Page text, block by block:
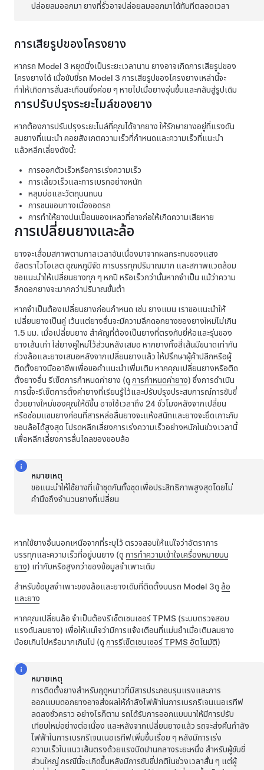
ปล่อยลมออกมา ยางที่รั่วอาจปล่อยลมออกมาได้ทันทีตลอดเวลา
การเสียรูปของโครงยาง
หากรถ Model 3 หยุดนิ่งเป็นระยะเวลานาน ยางอาจเกิดการเสียรูปของ
โครงยางได้ เมื่อขับขี่รถ Model 3 การเสียรูปของโครงยางเหล่านี้จะ
ทำให้เกิดการสั่นสะเทือนซึ่งค่อย ๆ หายไปเมื่อยางอุ่นขึ้นและกลับสู่รูปเดิม
การปรับปรุงระยะไมล์ของยาง
หากต้องการปรับปรุงระยะไมล์ที่คุณได้จากยาง ให้รักษายางอยู่ที่แรงดัน
ลมยางที่แนะนำ คอยสังเกตความเร็วที่กำหนดและความเร็วที่แนะนำ
แล้วหลีกเลี่ยงดังนี้:
การออกตัวเร็วหรือการเร่งความเร็ว
การเลี้ยวเร็วและการเบรกอย่างหนัก
หลุมบ่อและวัตถุบนถนน
การชนขอบทางเมื่อจอดรถ
การทำให้ยางปนเปื้อนของเหลวที่อาจก่อให้เกิดความเสียหาย
การเปลี่ยนยางและล้อ
ยางจะเสื่อมสภาพตามกาลเวลาอันเนื่องมาจากผลกระทบของแสง
อัลตราไวโอเลต อุณหภูมิจัด การบรรทุกปริมาณมาก และสภาพแวดล้อม
ขอแนะนำให้เปลี่ยนยางทุก ๆ หกปี หรือเร็วกว่านั้นหากจำเป็น แม้ว่าความ
ลึกดอกยางจะมากกว่าปริมาณขั้นต่ำ
หากจำเป็นต้องเปลี่ยนยางก่อนกำหนด เช่น ยางแบน เราขอแนะนำให้
เปลี่ยนยางเป็นคู่ เว้นแต่ยางอื่นจะมีความลึกดอกยางของยางใหม่ไม่เกิน
1.5 มม. เมื่อเปลี่ยนยาง สำคัญที่ต้องเป็นยางที่ตรงกับยี่ห้อและรุ่นของ
ยางเส้นเก่า ใส่ยางคู่ใหม่ไว้ส่วนหลังเสมอ หากยางทั้งสี่เส้นมีขนาดเท่ากัน
ถ่วงล้อและยางเสมอหลังจากเปลี่ยนยางแล้ว ให้ปรึกษาผู้ค้าปลีกหรือผู้
ติดตั้งยางมืออาชีพเพื่อขอคำแนะนำเพิ่มเติม หากคุณเปลี่ยนยางหรือติด
ตั้งยางอื่น รีเซ็ตการกำหนดค่ายาง (ดู การกำหนดค่ายาง) ซึ่งการดำเนิน
การนี้จะรีเซ็ตการตั้งค่ายางที่เรียนรู้ไว้และปรับปรุงประสบการณ์การขับขี่
ด้วยยางใหม่ของคุณให้ดีขึ้น อาจใช้เวลาถึง 24 ชั่วโมงหลังจากเปลี่ยน
หรือซ่อมแซมยางก่อนที่สารหล่อลื่นยางจะแห้งสนิทและยางจะยึดเกาะกับ
ขอบล้อได้สูงสุด โปรดหลีกเลี่ยงการเร่งความเร็วอย่างหนักในช่วงเวลานี้
เพื่อหลีกเลี่ยงการลื่นไถลของขอบล้อ
หมายเหตุ
ขอแนะนำให้ใช้ยางที่เข้าชุดกันทั้งชุดเพื่อประสิทธิภาพสูงสุดโดยไม่
คำนึงถึงจำนวนยางที่เปลี่ยน
หากใช้ยางอื่นนอกเหนือจากที่ระบุไว้ ตรวจสอบให้แน่ใจว่าอัตราการ
บรรทุกและความเร็วที่อยู่บนยาง (ดู การทำความเข้าใจเครื่องหมายบน
ยาง) เท่ากับหรือสูงกว่าของข้อมูลจำเพาะเดิม
สำหรับข้อมูลจำเพาะของล้อและยางเดิมที่ติดตั้งบนรถ Model 3ดู ล้อ
และยาง
หากคุณเปลี่ยนล้อ จำเป็นต้องรีเซ็ตเซนเซอร์ TPMS (ระบบตรวจสอบ
แรงดันลมยาง) เพื่อให้แน่ใจว่ามีการแจ้งเตือนที่แม่นยำเมื่อเติมลมยาง
น้อยเกินไปหรือมากเกินไป (ดู การรีเซ็ตเซนเซอร์ TPMS อัตโนมัติ)
หมายเหตุ
การติดตั้งยางสำหรับฤดูหนาวที่มีสารประกอบรุนแรงและการ
ออกแบบดอกยางอาจส่งผลให้กำลังไฟฟ้าในการเบรกรีเจนเนอเรทีฟ
ลดลงชั่วคราว อย่างไรก็ตาม รถได้รับการออกแบบมาให้มีการปรับ
เทียบใหม่อย่างต่อเนื่อง และหลังจากเปลี่ยนยางแล้ว รถจะส่งคืนกำลัง
ไฟฟ้าในการเบรกรีเจนเนอเรทีฟเพิ่มขึ้นเรื่อย ๆ หลังมีการเร่ง
ความเร็วในแนวเส้นตรงด้วยแรงบิดปานกลางระยะหนึ่ง สำหรับผู้ขับขี่
ส่วนใหญ่ กรณีนี้จะเกิดขึ้นหลังมีการขับขี่ปกติในช่วงเวลาสั้น ๆ แต่ผู้